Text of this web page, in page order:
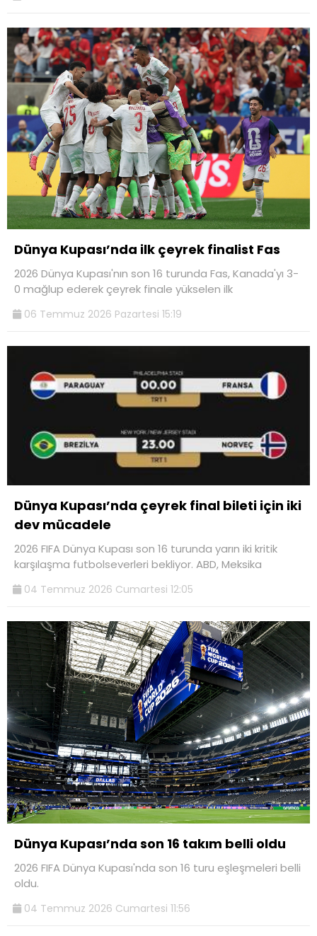
Dünya Kupası’nda ilk çeyrek finalist Fas
2026 Dünya Kupası'nın son 16 turunda Fas, Kanada'yı 3-
0 mağlup ederek çeyrek finale yükselen ilk
06 Temmuz 2026 Pazartesi 15:19
Dünya Kupası’nda çeyrek final bileti için iki
dev mücadele
2026 FIFA Dünya Kupası son 16 turunda yarın iki kritik
karşılaşma futbolseverleri bekliyor. ABD, Meksika
04 Temmuz 2026 Cumartesi 12:05
Dünya Kupası’nda son 16 takım belli oldu
2026 FIFA Dünya Kupası'nda son 16 turu eşleşmeleri belli
oldu.
04 Temmuz 2026 Cumartesi 11:56